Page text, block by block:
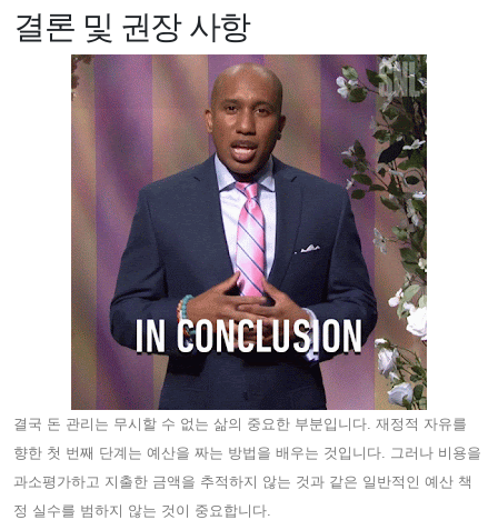
결론 및 권장 사항
결국 돈 관리는 무시할 수 없는 삶의 중요한 부분입니다. 재정적 자유를
향한 첫 번째 단계는 예산을 짜는 방법을 배우는 것입니다. 그러나 비용을
과소평가하고 지출한 금액을 추적하지 않는 것과 같은 일반적인 예산 책
정 실수를 범하지 않는 것이 중요합니다.